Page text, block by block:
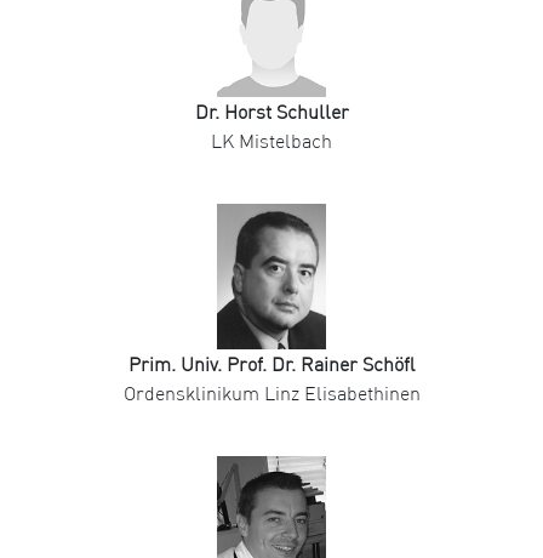
Dr. Horst Schuller
LK Mistelbach
Prim. Univ. Prof. Dr. Rainer Schöfl
Ordensklinikum Linz Elisabethinen